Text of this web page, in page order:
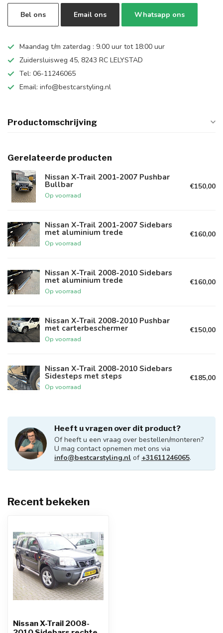
Bel ons Email ons Whatsapp ons
Maandag t/m zaterdag : 9.00 uur tot 18:00 uur
Zuidersluisweg 45, 8243 RC LELYSTAD
Tel: 06-11246065
Email: info@bestcarstyling.nl
Productomschrijving
Gerelateerde producten
Nissan X-Trail 2001-2007 Pushbar
Bullbar
Op voorraad
€150,00
Nissan X-Trail 2001-2007 Sidebars
met aluminium trede
Op voorraad
€160,00
Nissan X-Trail 2008-2010 Sidebars
met aluminium trede
Op voorraad
€160,00
Nissan X-Trail 2008-2010 Pushbar
met carterbeschermer
Op voorraad
€150,00
Nissan X-Trail 2008-2010 Sidebars
Sidesteps met steps
Op voorraad
€185,00
Heeft u vragen over dit product?
Of heeft u een vraag over bestellen/monteren?
U mag contact opnemen met ons via
info@bestcarstyling.nl of +31611246065.
Recent bekeken
Nissan X-Trail 2008-